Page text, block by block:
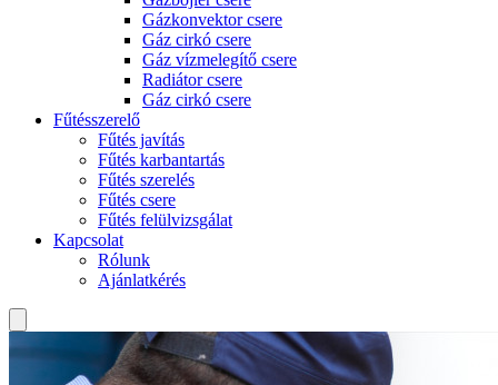
Gázkonvektor csere
Gáz cirkó csere
Gáz vízmelegítő csere
Radiátor csere
Gáz cirkó csere
Fűtésszerelő
Fűtés javítás
Fűtés karbantartás
Fűtés szerelés
Fűtés csere
Fűtés felülvizsgálat
Kapcsolat
Rólunk
Ajánlatkérés